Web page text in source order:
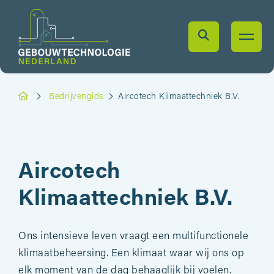
Bedrijvengids Aircotech Klimaattechniek B.V.
Aircotech
Klimaattechniek B.V.
Ons intensieve leven vraagt een multifunctionele
klimaatbeheersing. Een klimaat waar wij ons op
elk moment van de dag behaaglijk bij voelen.